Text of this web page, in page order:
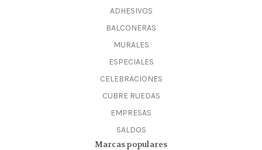
ADHESIVOS
BALCONERAS
MURALES
ESPECIALES
CELEBRACIONES
CUBRE RUEDAS
EMPRESAS
SALDOS
Marcas populares